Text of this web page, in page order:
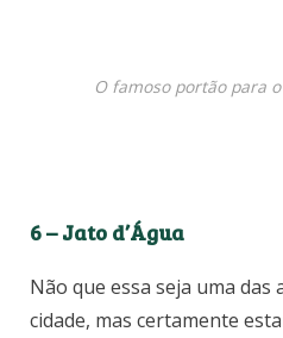
O famoso portão para
6 – Jato d’Água
Não que essa seja uma das
cidade, mas certamente